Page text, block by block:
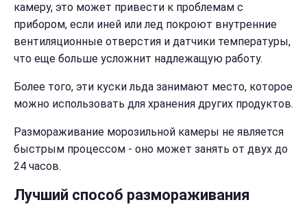
камеру, это может привести к проблемам с
прибором, если иней или лед покроют внутренние
вентиляционные отверстия и датчики температуры,
что еще больше усложнит надлежащую работу.
Более того, эти куски льда занимают место, которое
можно использовать для хранения других продуктов.
Размораживание морозильной камеры не является
быстрым процессом - оно может занять от двух до
24 часов.
Лучший способ размораживания